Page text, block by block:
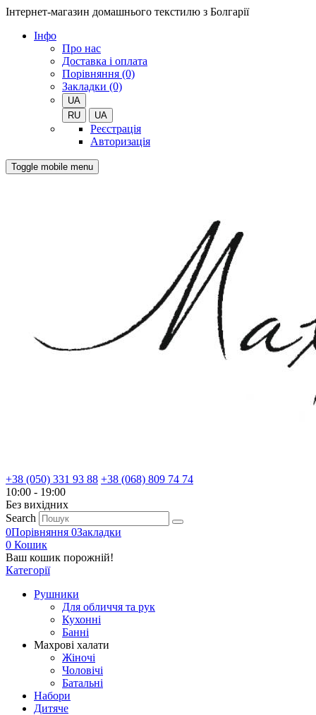
Інтернет-магазин домашнього текстилю з Болгарії
Iнфо
Про нас
Доставка і оплата
Порівняння (0)
Закладки (0)
UA
RU
UA
Реєстрація
Авторизація
Toggle mobile menu
+38 (050) 331 93 88 +38 (068) 809 74 74
10:00 - 19:00
Без вихiдних
Search
0Порівняння 0Закладки
0 Кошик
Ваш кошик порожній!
Категорії
Рушники
Для обличчя та рук
Кухонні
Банні
Махрові халати
Жіночі
Чоловічі
Батальні
Набори
Дитяче